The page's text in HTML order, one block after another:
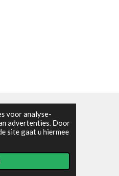
voor analyse-
advertenties. Door
site gaat u hiermee
vlinderpad